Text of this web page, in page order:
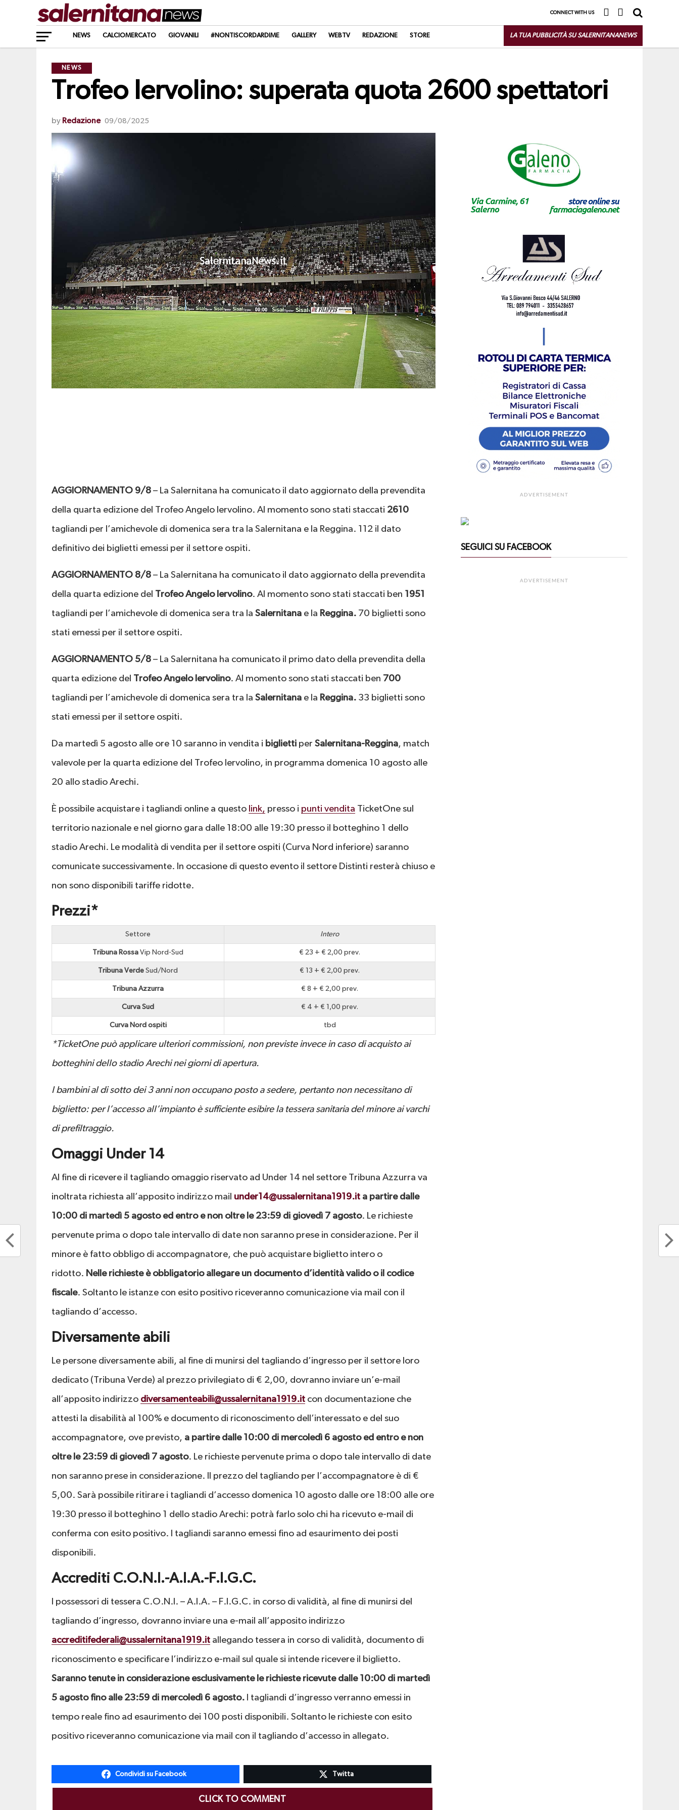
CONNECT WITH US
NEWS CALCIOMERCATO GIOVANILI #NONTISCORDARDIME GALLERY WEBTV REDAZIONE STORE LA TUA PUBBLICITÀ SU SALERNITANANEWS
NEWS
Trofeo Iervolino: superata quota 2600 spettatori
by Redazione 09/08/2025
AGGIORNAMENTO 9/8 – La Salernitana ha comunicato il dato aggiornato della prevendita
della quarta edizione del Trofeo Angelo Iervolino. Al momento sono stati staccati 2610
tagliandi per l’amichevole di domenica sera tra la Salernitana e la Reggina. 112 il dato
definitivo dei biglietti emessi per il settore ospiti.
AGGIORNAMENTO 8/8 – La Salernitana ha comunicato il dato aggiornato della prevendita
della quarta edizione del Trofeo Angelo Iervolino. Al momento sono stati staccati ben 1951
tagliandi per l’amichevole di domenica sera tra la Salernitana e la Reggina. 70 biglietti sono
stati emessi per il settore ospiti.
AGGIORNAMENTO 5/8 – La Salernitana ha comunicato il primo dato della prevendita della
quarta edizione del Trofeo Angelo Iervolino. Al momento sono stati staccati ben 700
tagliandi per l’amichevole di domenica sera tra la Salernitana e la Reggina. 33 biglietti sono
stati emessi per il settore ospiti.
Da martedì 5 agosto alle ore 10 saranno in vendita i biglietti per Salernitana-Reggina, match
valevole per la quarta edizione del Trofeo Iervolino, in programma domenica 10 agosto alle
20 allo stadio Arechi.
È possibile acquistare i tagliandi online a questo link, presso i punti vendita TicketOne sul
territorio nazionale e nel giorno gara dalle 18:00 alle 19:30 presso il botteghino 1 dello
stadio Arechi. Le modalità di vendita per il settore ospiti (Curva Nord inferiore) saranno
comunicate successivamente. In occasione di questo evento il settore Distinti resterà chiuso e
non sono disponibili tariffe ridotte.
Prezzi*
Settore Intero
Tribuna Rossa Vip Nord-Sud € 23 + € 2,00 prev.
Tribuna Verde Sud/Nord € 13 + € 2,00 prev.
Tribuna Azzurra € 8 + € 2,00 prev.
Curva Sud € 4 + € 1,00 prev.
Curva Nord ospiti tbd
*TicketOne può applicare ulteriori commissioni, non previste invece in caso di acquisto ai
botteghini dello stadio Arechi nei giorni di apertura.
I bambini al di sotto dei 3 anni non occupano posto a sedere, pertanto non necessitano di
biglietto: per l’accesso all’impianto è sufficiente esibire la tessera sanitaria del minore ai varchi
di prefiltraggio.
Omaggi Under 14
Al fine di ricevere il tagliando omaggio riservato ad Under 14 nel settore Tribuna Azzurra va
inoltrata richiesta all’apposito indirizzo mail under14@ussalernitana1919.it a partire dalle
10:00 di martedì 5 agosto ed entro e non oltre le 23:59 di giovedì 7 agosto. Le richieste
pervenute prima o dopo tale intervallo di date non saranno prese in considerazione. Per il
minore è fatto obbligo di accompagnatore, che può acquistare biglietto intero o
ridotto. Nelle richieste è obbligatorio allegare un documento d’identità valido o il codice
fiscale. Soltanto le istanze con esito positivo riceveranno comunicazione via mail con il
tagliando d’accesso.
Diversamente abili
Le persone diversamente abili, al fine di munirsi del tagliando d’ingresso per il settore loro
dedicato (Tribuna Verde) al prezzo privilegiato di € 2,00, dovranno inviare un’e-mail
all’apposito indirizzo diversamenteabili@ussalernitana1919.it con documentazione che
attesti la disabilità al 100% e documento di riconoscimento dell’interessato e del suo
accompagnatore, ove previsto, a partire dalle 10:00 di mercoledì 6 agosto ed entro e non
oltre le 23:59 di giovedì 7 agosto. Le richieste pervenute prima o dopo tale intervallo di date
non saranno prese in considerazione. Il prezzo del tagliando per l’accompagnatore è di €
5,00. Sarà possibile ritirare i tagliandi d’accesso domenica 10 agosto dalle ore 18:00 alle ore
19:30 presso il botteghino 1 dello stadio Arechi: potrà farlo solo chi ha ricevuto e-mail di
conferma con esito positivo. I tagliandi saranno emessi fino ad esaurimento dei posti
disponibili.
Accrediti C.O.N.I.-A.I.A.-F.I.G.C.
I possessori di tessera C.O.N.I. – A.I.A. – F.I.G.C. in corso di validità, al fine di munirsi del
tagliando d’ingresso, dovranno inviare una e-mail all’apposito indirizzo
accreditifederali@ussalernitana1919.it allegando tessera in corso di validità, documento di
riconoscimento e specificare l’indirizzo e-mail sul quale si intende ricevere il biglietto.
Saranno tenute in considerazione esclusivamente le richieste ricevute dalle 10:00 di martedì
5 agosto fino alle 23:59 di mercoledì 6 agosto.
I tagliandi d’ingresso verranno emessi in
tempo reale fino ad esaurimento dei 100 posti disponibili. Soltanto le richieste con esito
positivo riceveranno comunicazione via mail con il tagliando d’accesso in allegato.
Condividi su Facebook Twitta
CLICK TO COMMENT
ADVERTISEMENT
SEGUICI SU FACEBOOK
ADVERTISEMENT